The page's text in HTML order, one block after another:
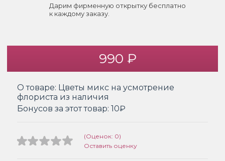
Дарим фирменную открытку бесплатно
к каждому заказу.
990 ₽
О товаре: Цветы микс на усмотрение
флориста из наличия
Бонусов за этот товар: 10₽
(Оценок: 0)
Оставить оценку